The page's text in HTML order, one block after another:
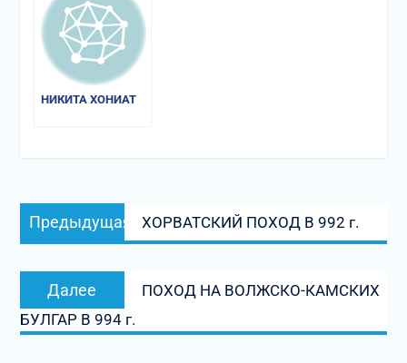
НИКИТА ХОНИАТ
Навигация
по
Предыдущая
запись:
ХОРВАТСКИЙ ПОХОД В 992 г.
Далее
запись:
ПОХОД НА ВОЛЖСКО-КАМСКИХ
БУЛГАР В 994 г.